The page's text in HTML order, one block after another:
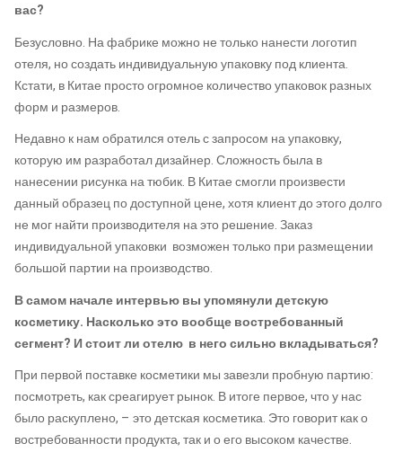
вас?
Безусловно. На фабрике можно не только нанести логотип
отеля, но создать индивидуальную упаковку под клиента.
Кстати, в Китае просто огромное количество упаковок разных
форм и размеров.
Недавно к нам обратился отель с запросом на упаковку,
которую им разработал дизайнер. Сложность была в
нанесении рисунка на тюбик. В Китае смогли произвести
данный образец по доступной цене, хотя клиент до этого долго
не мог найти производителя на это решение. Заказ
индивидуальной упаковки возможен только при размещении
большой партии на производство.
В самом начале интервью вы упомянули детскую
косметику. Насколько это вообще востребованный
сегмент? И стоит ли отелю в него сильно вкладываться?
При первой поставке косметики мы завезли пробную партию:
посмотреть, как среагирует рынок. В итоге первое, что у нас
было раскуплено, – это детская косметика. Это говорит как о
востребованности продукта, так и о его высоком качестве.